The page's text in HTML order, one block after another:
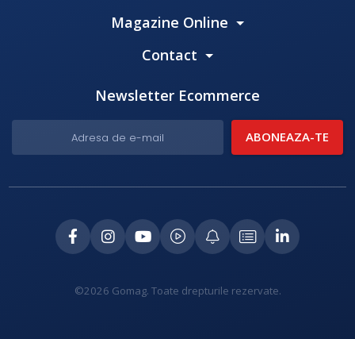
Magazine Online
Contact
Newsletter Ecommerce
©2026 Gomag. Toate drepturile rezervate.